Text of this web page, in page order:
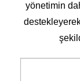
yönetimin